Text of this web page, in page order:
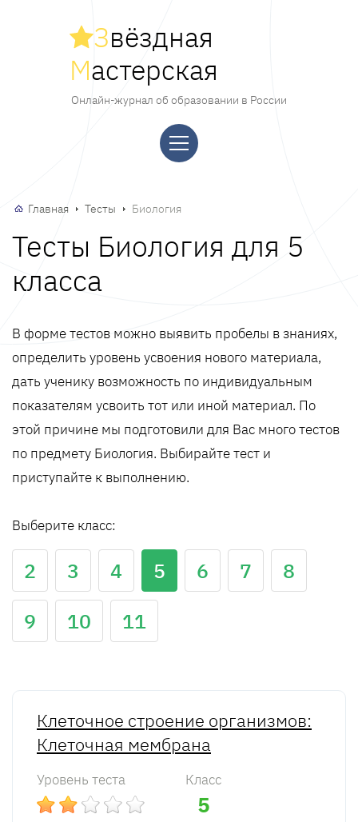
Звёздная
Мастерская
Онлайн-журнал об образовании в России
Главная Тесты Биология
Тесты Биология для 5
класса
В форме тестов можно выявить пробелы в знаниях,
определить уровень усвоения нового материала,
дать ученику возможность по индивидуальным
показателям усвоить тот или иной материал. По
этой причине мы подготовили для Вас много тестов
по предмету Биология. Выбирайте тест и
приступайте к выполнению.
Выберите класс:
2 3 4 5 6 7
8
9
10 11
Клеточное строение организмов:
Клеточная мембрана
Уровень теста Класс
5